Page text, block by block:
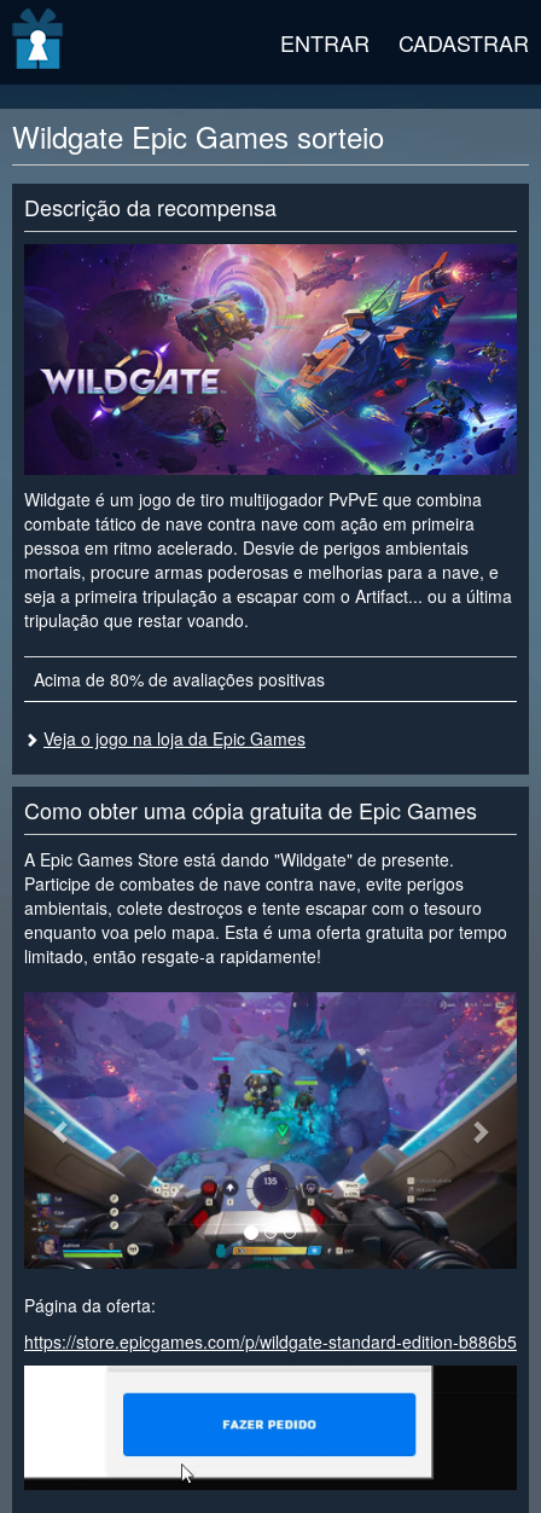
ENTRAR CADASTRAR
Wildgate Epic Games sorteio
Descrição da recompensa
Wildgate é um jogo de tiro multijogador PvPvE que combina
combate tático de nave contra nave com ação em primeira
pessoa em ritmo acelerado. Desvie de perigos ambientais
mortais, procure armas poderosas e melhorias para a nave, e
seja a primeira tripulação a escapar com o Artifact... ou a última
tripulação que restar voando.
Acima de 80% de avaliações positivas
Veja o jogo na loja da Epic Games
Como obter uma cópia gratuita de Epic Games
A Epic Games Store está dando "Wildgate" de presente.
Participe de combates de nave contra nave, evite perigos
ambientais, colete destroços e tente escapar com o tesouro
enquanto voa pelo mapa. Esta é uma oferta gratuita por tempo
limitado, então resgate-a rapidamente!
< >
Página da oferta:
https://store.epicgames.com/p/wildgate-standard-edition-b886b5